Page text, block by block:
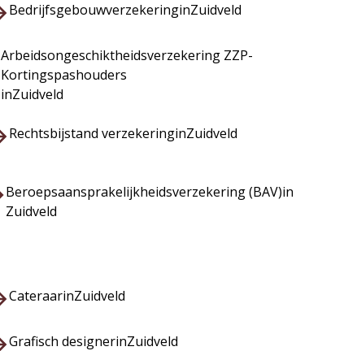
BedrijfsgebouwverzekeringinZuidveld
Arbeidsongeschiktheidsverzekering ZZP-
Kortingspashouders
inZuidveld
Rechtsbijstand verzekeringinZuidveld
Beroepsaansprakelijkheidsverzekering (BAV)in
Zuidveld
CateraarinZuidveld
Grafisch designerinZuidveld